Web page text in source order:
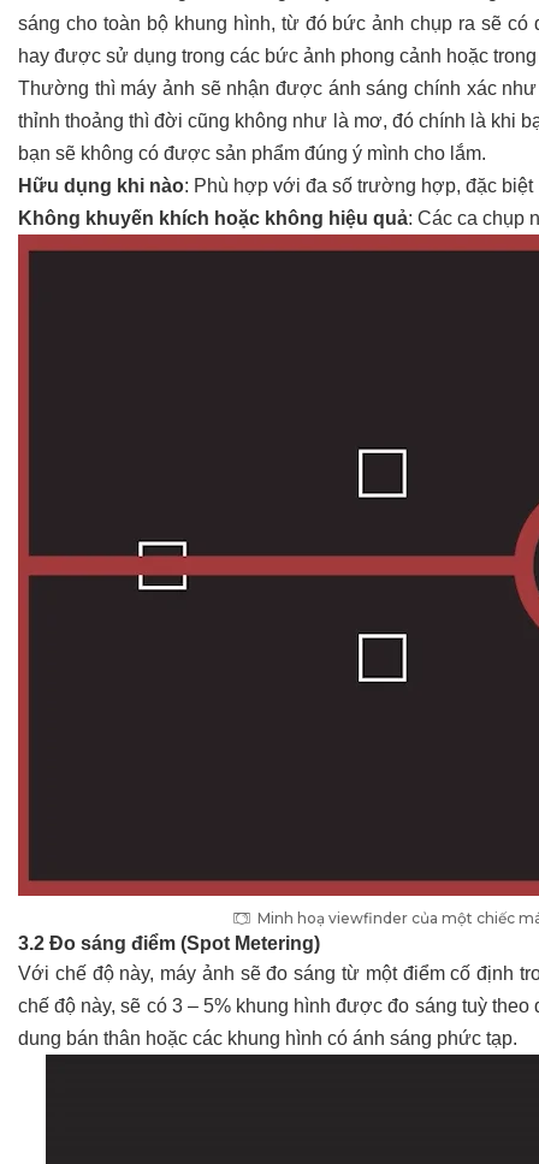
sáng cho toàn bộ khung hình, từ đó bức ảnh chụp ra sẽ
hay được sử dụng trong các bức ảnh phong cảnh hoặc
Thường thì máy ảnh sẽ nhận được ánh sáng chính xác
thỉnh thoảng thì đời cũng không như là mơ, đó chính là khi
bạn sẽ không có được sản phẩm đúng ý mình cho lắm.
Hữu dụng khi nào: Phù hợp với đa số trường hợp, đặc biệt
Không khuyến khích hoặc không hiệu quả: Các ca chụp
Minh hoạ viewfinder của một chiếc
3.2 Đo sáng điểm (Spot Metering)
Với chế độ này, máy ảnh sẽ đo sáng từ một điểm cố định
chế độ này, sẽ có 3 – 5% khung hình được đo sáng tuỳ
dung bán thân hoặc các khung hình có ánh sáng phức tạp.